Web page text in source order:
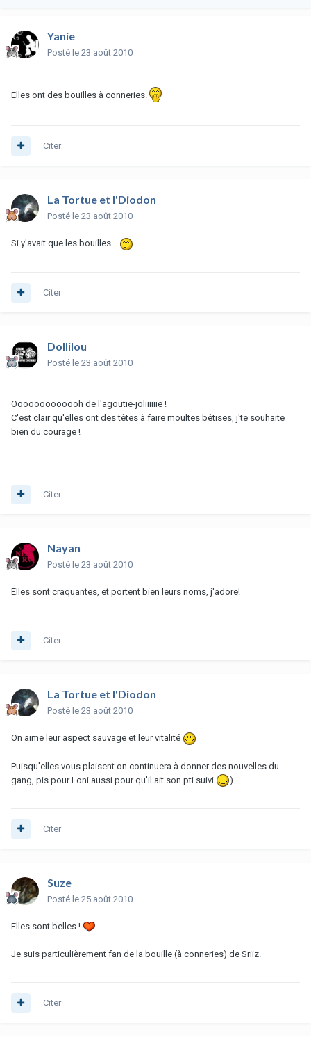
Yanie
Posté le 23 août 2010
Elles ont des bouilles à conneries.
Citer
La Tortue et l'Diodon
Posté le 23 août 2010
Si y'avait que les bouilles...
Citer
Dollilou
Posté le 23 août 2010
Ooooooooooooh de l'agoutie-joliiiiiie !
C'est clair qu'elles ont des têtes à faire moultes bêtises, j'te souhaite
bien du courage !
Citer
Nayan
Posté le 23 août 2010
Elles sont craquantes, et portent bien leurs noms, j'adore!
Citer
La Tortue et l'Diodon
Posté le 23 août 2010
On aime leur aspect sauvage et leur vitalité
Puisqu'elles vous plaisent on continuera à donner des nouvelles du
gang, pis pour Loni aussi pour qu'il ait son pti suivi
)
Citer
Suze
Posté le 25 août 2010
Elles sont belles !
Je suis particulièrement fan de la bouille (à conneries) de Sriiz.
Citer